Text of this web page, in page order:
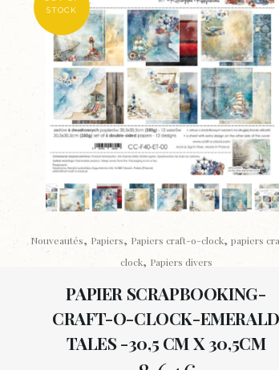
STOCK
Nouveautés, Papiers, Papiers craft-o-clock, papiers
clock, Papiers divers
PAPIER SCRAPBOOKING-
CRAFT-O-CLOCK-EMERALD
TALES -30,5 CM X 30,5CM